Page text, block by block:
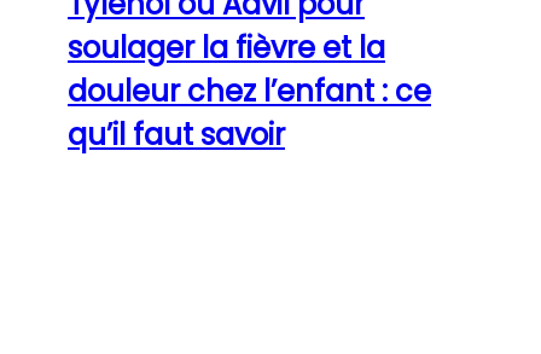
soulager la fièvre et la
douleur chez l’enfant : ce
qu’il faut savoir